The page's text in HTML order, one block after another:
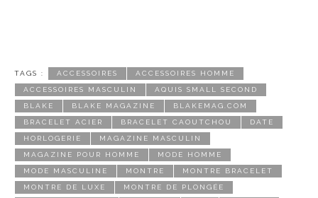
TAGS : ACCESSOIRES ACCESSOIRES HOMME
ACCESSOIRES MASCULIN AQUIS SMALL SECOND
BLAKE BLAKE MAGAZINE BLAKEMAG.COM
BRACELET ACIER BRACELET CAOUTCHOU DATE
HORLOGERIE MAGAZINE MASCULIN
MAGAZINE POUR HOMME MODE HOMME
MODE MASCULINE MONTRE MONTRE BRACELET
MONTRE DE LUXE MONTRE DE PLONGÉE